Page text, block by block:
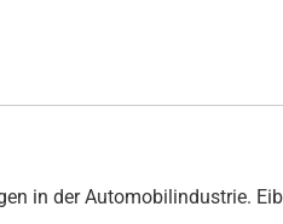
in der Automobilindustrie.